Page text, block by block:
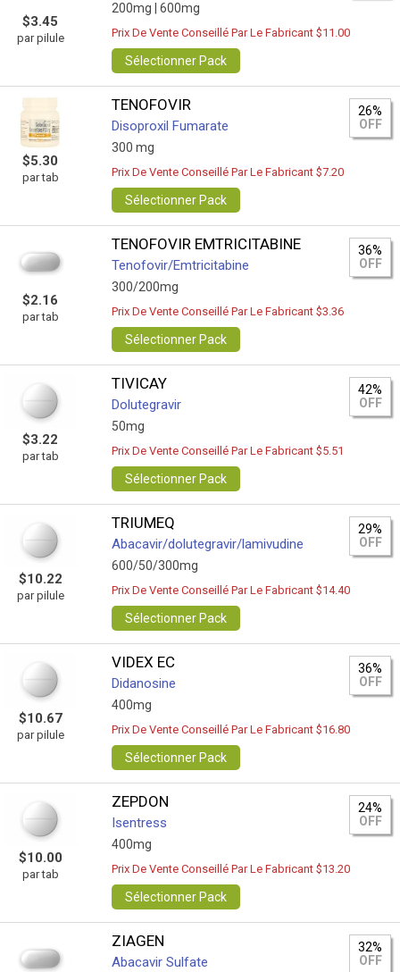
$3.45
par pilule
200mg | 600mg
Prix De Vente Conseillé Par Le Fabricant $11.00
Sélectionner Pack
$5.30
par tab
TENOFOVIR
Disoproxil Fumarate
300 mg
26%
OFF
Prix De Vente Conseillé Par Le Fabricant $7.20
Sélectionner Pack
$2.16
par tab
TENOFOVIR EMTRICITABINE
Tenofovir/Emtricitabine
300/200mg
36%
OFF
Prix De Vente Conseillé Par Le Fabricant $3.36
Sélectionner Pack
$3.22
par tab
TIVICAY
Dolutegravir
50mg
42%
OFF
Prix De Vente Conseillé Par Le Fabricant $5.51
Sélectionner Pack
$10.22
par pilule
TRIUMEQ
Abacavir/dolutegravir/lamivudine
600/50/300mg
29%
OFF
Prix De Vente Conseillé Par Le Fabricant $14.40
Sélectionner Pack
$10.67
par pilule
VIDEX EC
Didanosine
400mg
36%
OFF
Prix De Vente Conseillé Par Le Fabricant $16.80
Sélectionner Pack
$10.00
par tab
ZEPDON
Isentress
400mg
24%
OFF
Prix De Vente Conseillé Par Le Fabricant $13.20
Sélectionner Pack
ZIAGEN
Abacavir Sulfate
32%
OFF